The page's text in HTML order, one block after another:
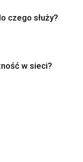
czego służy?
w sieci?